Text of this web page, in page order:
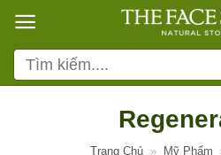
qua
nội
dung
Tìm
kiếm:
Trang Chủ » Mỹ Phẩm